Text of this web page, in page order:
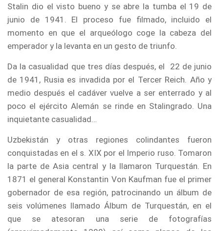
Stalin dio el visto bueno y se abre la tumba el 19 de
junio de 1941. El proceso fue filmado, incluido el
momento en que el arqueólogo coge la cabeza del
emperador y la levanta en un gesto de triunfo.
Da la casualidad que tres días después, el 22 de junio
de 1941, Rusia es invadida por el Tercer Reich. Año y
medio después el cadáver vuelve a ser enterrado y al
poco el ejército Alemán se rinde en Stalingrado. Una
inquietante casualidad…
Uzbekistán y otras regiones colindantes fueron
conquistadas en el s. XIX por el Imperio ruso. Tomaron
la parte de Asia central y la llamaron Turquestán. En
1871 el general Konstantin Von Kaufman fue el primer
gobernador de esa región, patrocinando un álbum de
seis volúmenes llamado Álbum de Turquestán, en el
que se atesoran una serie de fotografías